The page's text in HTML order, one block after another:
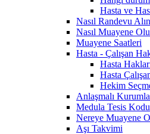
Hasta ve
Nasıl Randevu
Nasıl Muayene
Muayene Saatleri
Hasta - Çalışan
Hasta
Hasta
Hekim
Anlaşmalı
Medula Tesis Kodu
Nereye Muayene
Aşı Takvimi